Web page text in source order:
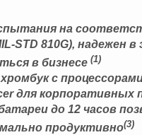
на
STD 810G), надежен
в бизнесе (1)
с
для корпоративных
до 12 часов
продуктивно(3)